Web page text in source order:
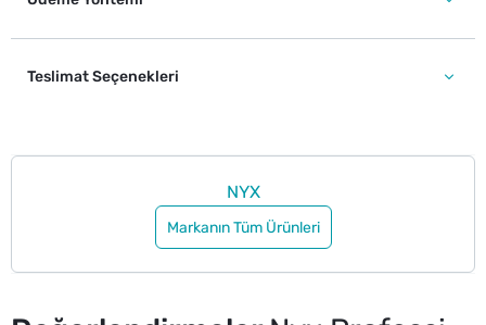
Teslimat Seçenekleri
NYX
Markanın Tüm Ürünleri